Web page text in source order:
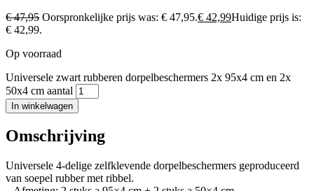
€47,95 Oorspronkelijke prijs was: € 47,95.€ 42,99Huidige prijs is:
€ 42,99.
Op voorraad
Universele zwart rubberen dorpelbeschermers 2x 95x4 cm en 2x
50x4 cm aantal
In winkelwagen
Omschrijving
Universele 4-delige zelfklevende dorpelbeschermers geproduceerd
van soepel rubber met ribbel.